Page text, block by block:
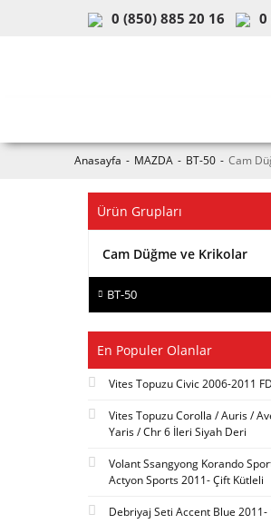
0 (850) 885 20 16 0
Anasayfa MAZDA BT-50 Cam
Ürün Grupları
Cam Düğme ve Krikolar
BT-50
En Populer Olanlar
Vites Topuzu Civic 2006-2011
Vites Topuzu Corolla / Auris /
Yaris / Chr 6 İleri Siyah Deri
Volant Ssangyong Korando
Actyon Sports 2011- Çift Kütleli
Debriyaj Seti Accent Blue 2011-